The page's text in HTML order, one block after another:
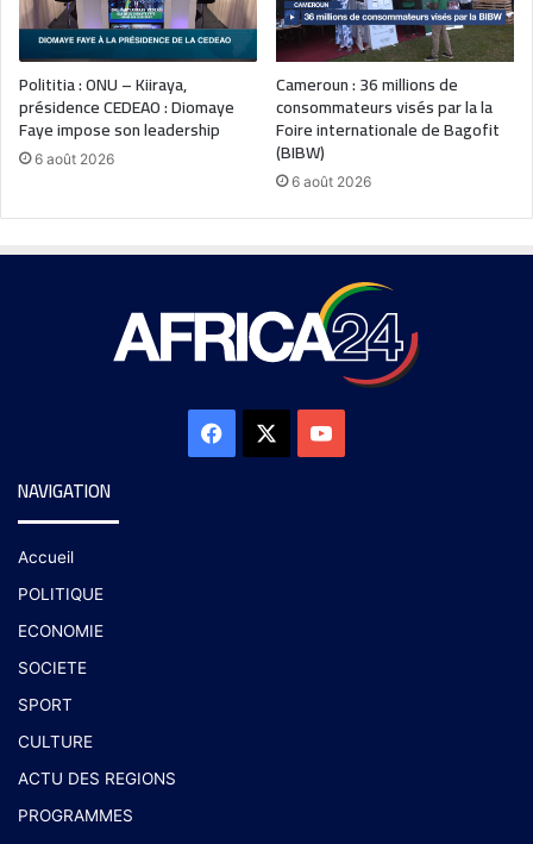
Polititia : ONU – Kiiraya,
présidence CEDEAO : Diomaye
Faye impose son leadership
6 août 2026
Cameroun : 36 millions de
consommateurs visés par la la
Foire internationale de Bagofit
(BIBW)
6 août 2026
NAVIGATION
Accueil
POLITIQUE
ECONOMIE
SOCIETE
SPORT
CULTURE
ACTU DES REGIONS
PROGRAMMES